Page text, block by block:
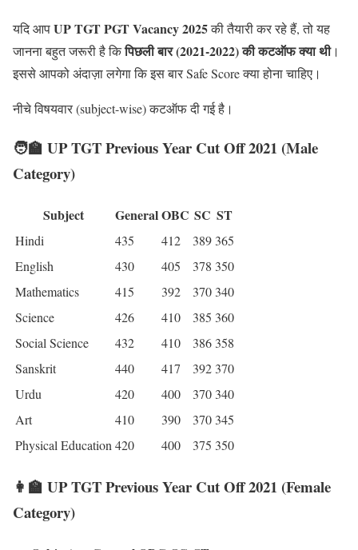
यदि आपUP TGT PGT Vacancy 2025की तैयारी कर रहे हैं, तो यह
जानना बहुत जरूरी है किपिछली बार (2021-2022) की कटऑफ क्या थी।
इससे आपको अंदाज़ा लगेगा कि इस बार Safe Score क्या होना चाहिए।
नीचे विषयवार (subject-wise) कटऑफ दी गई है।
🧑‍🏫 UP TGT Previous Year Cut Off 2021 (Male
Category)
Subject GeneralOBC SC ST
Hindi 435 412 389 365
English
430 405 378 350
Mathematics
415 392 370 340
Science
426 410 385 360
Social Science
432 410 386 358
Sanskrit
440 417 392 370
Urdu
420 400 370 340
Art
410 390 370 345
Physical Education 420 400 375 350
👩‍🏫 UP TGT Previous Year Cut Off 2021 (Female
Category)